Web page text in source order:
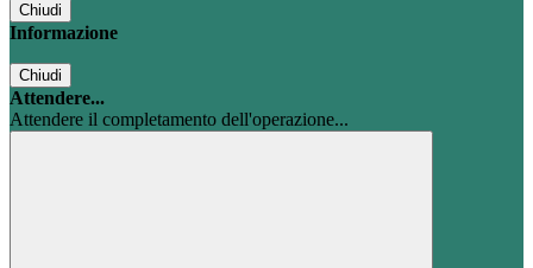
Chiudi
Informazione
Chiudi
Attendere...
Attendere il completamento dell'operazione...